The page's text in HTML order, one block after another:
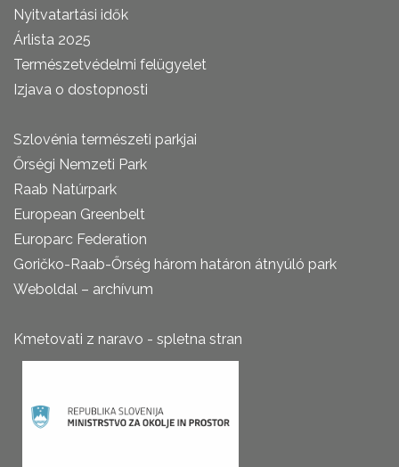
Nyitvatartási idők
Árlista 2025
Természetvédelmi felügyelet
Izjava o dostopnosti
Szlovénia természeti parkjai
Őrségi Nemzeti Park
Raab Natúrpark
European Greenbelt
Europarc Federation
Goričko-Raab-Őrség három határon átnyúló park
Weboldal – archívum
Kmetovati z naravo - spletna stran